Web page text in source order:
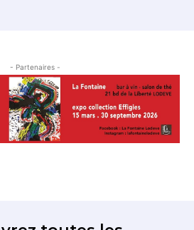
- Partenaires -